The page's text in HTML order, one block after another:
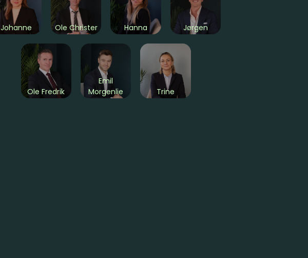
Johanne Ole Christer Hanna Jørgen
Ole Fredrik
Emil
Morgenlie
Trine